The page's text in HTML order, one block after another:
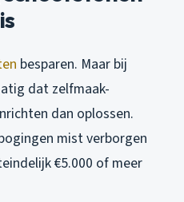
besparen. Maar bij
dat zelfmaak-
dan oplossen.
mist verborgen
€5.000 of meer